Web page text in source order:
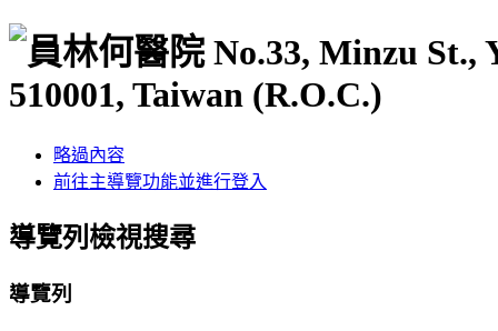
No.33, Minzu St.,
510001, Taiwan (R.O.C.)
略過內容
前往主導覽功能並進行登入
導覽列檢視搜尋
導覽列